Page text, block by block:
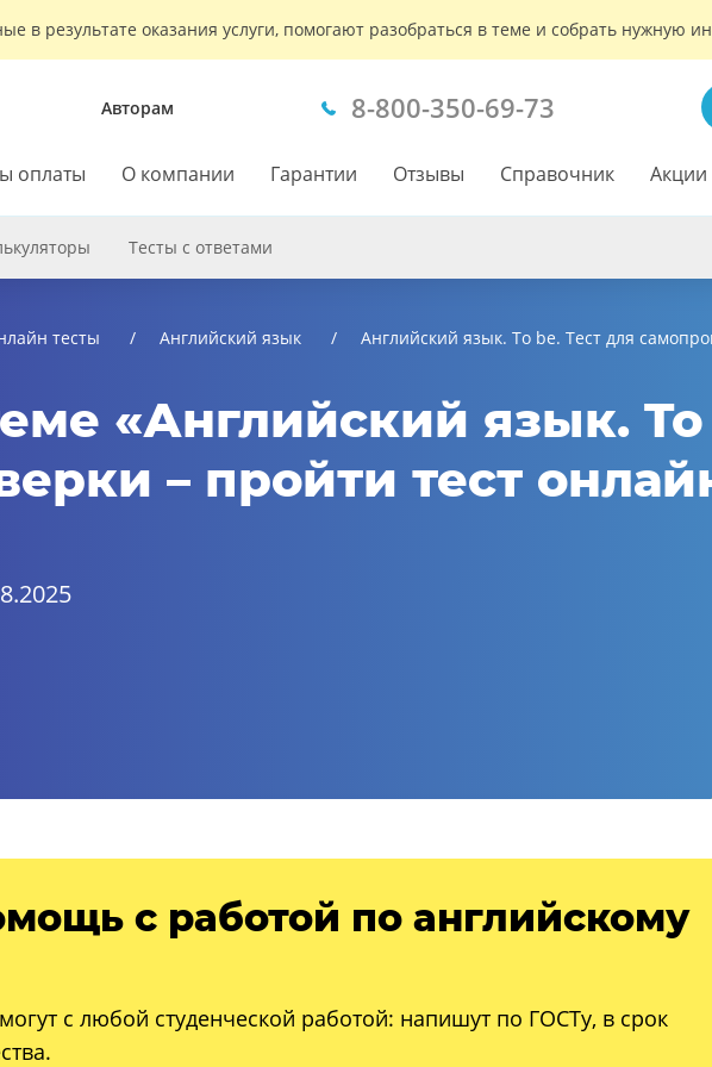
в результате оказания услуги, помогают разобраться в теме и собрать
Авторам 8-800-350-69-73
оплаты О компании Гарантии Отзывы Справочник Акции
Тесты с ответами
тесты Английский язык Английский язык. To be. Тест для
«Английский язык.
– пройти тест
с работой по английскому
с любой студенческой работой: напишут по ГОСТу, в срок